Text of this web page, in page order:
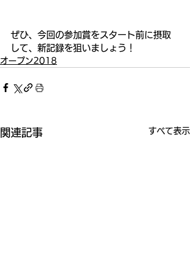
ぜひ、今回の参加賞をスタート前に摂取
して、新記録を狙いましょう！
オープン2018
関連記事 すべて表示